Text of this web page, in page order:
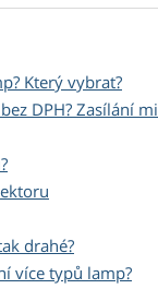
Který vybrat?
DPH? Zasílání
drahé?
více typů lamp?